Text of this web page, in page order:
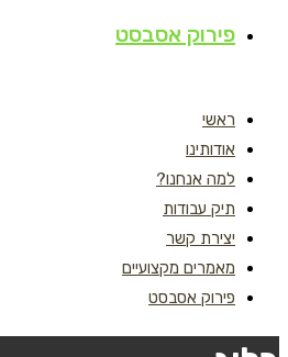
פירוק אסבסט
ראשי
אודותינו
למה אנחנו?
תיק עבודות
יצירת קשר
מאמרים מקצועיים
פירוק אסבסט